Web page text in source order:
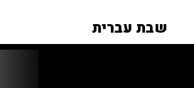
שבת עברית